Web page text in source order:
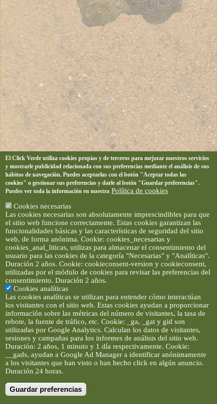
Artículos e imágenes son propiedad de elclickverde ©. No se
permite la difusión de los textos ni imágenes sin permiso de
El Click Verde utiliza cookies propias y de terceros para mejorar nuestros servicios
y mostrarle publicidad relacionada con sus preferencias mediante el análisis de sus
hábitos de navegación. Puedes aceptarlas con el botón "Aceptar todas las
cookies" o gestionar sus preferencias y darle al botón "Guardar preferencias".
Puedes ver toda la información en nuestra Política de cookies
Cookies necesarias
Las cookies necesarias son absolutamente imprescindibles para que
el sitio web funcione correctamente. Estas cookies garantizan las
funcionalidades básicas y las características de seguridad del sitio
web, de forma anónima. Cookie: cookies_necesarias y
cookies_anal_liticas, utilizas para almacenar el consentimiento del
usuario para las cookies de la categoría "Necesarias" y "Analíticas".
Duración 2 años. Cookie: cookieconsent-version y cookieconsent,
utilizadas por el módulo de cookies para revisar las preferencias del
consentimiento. Duración 2 años.
Cookies analíticas
Las cookies analíticas se utilizan para entender cómo interactúan
los visitantes con el sitio web. Estas cookies ayudan a proporcionar
información sobre las métricas del número de visitantes, la tasa de
rebote, la fuente de tráfico, etc. Cookie: _ga, _gat y gid son
utilizadas por Google Analytics. Calculan los datos de visitantes,
sesiones y campañas para los informes de análisis del sitio web.
Duración: 2 años, 1 minuto y 1 día respectivamente. Cookie:
__gads, ayudan a Google Ad Manager a identificar anónimamente
a los visitantes que han visto o han hecho click en algún anuncio.
Duración 24 horas.
Guardar preferencias